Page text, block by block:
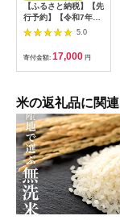
【ふるさと納税】【先
行予約】【令和7年
産】いちほまれ 精米
5kg 《ギフトにもお
すすめ！化粧箱入り》
／ 福井県産 ブランド
米 白米 贈り物 お取り
旬以降順次発送予定
5.0
寄付金額: 17,000 円
米の返礼品に関